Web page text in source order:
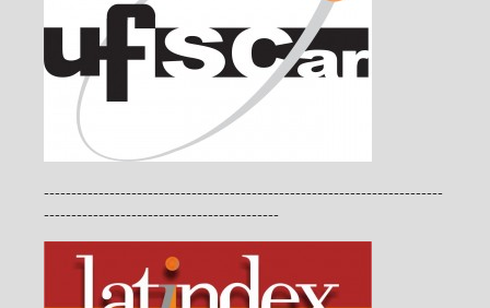
-------------------------------------------------------------------------
-------------------------------------------